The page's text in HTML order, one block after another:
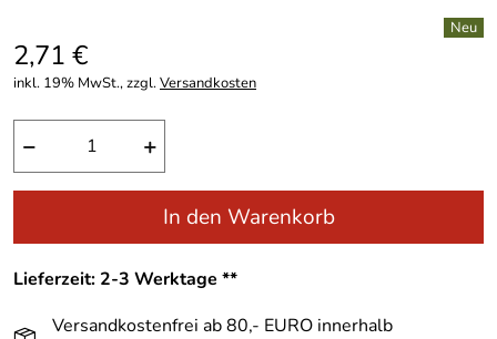
2,71 €
inkl. 19% MwSt., zzgl.Versandkosten
− +
In den Warenkorb
Lieferzeit: 2-3 Werktage **
Versandkostenfrei ab 80,- EURO innerhalb